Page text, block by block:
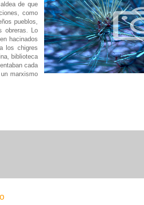
de que
como
pueblos,
obreras. Lo
hacinados
los chigres
biblioteca
cada
marxismo